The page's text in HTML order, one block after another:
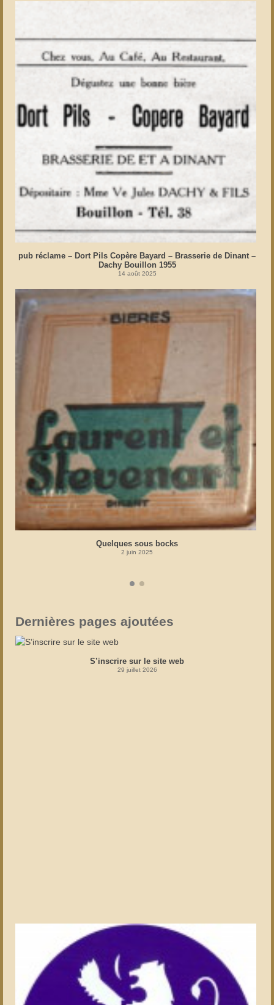
pub réclame – Dort Pils Copère Bayard – Brasserie de Dinant –
Dachy Bouillon 1955
14 août 2025
Quelques sous bocks
2 juin 2025
Dernières pages ajoutées
S’inscrire sur le site web
29 juillet 2026